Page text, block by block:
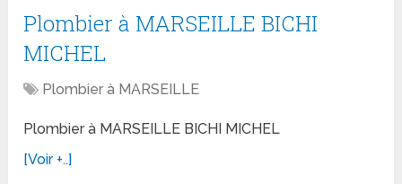
Plombier à MARSEILLE BICHI
MICHEL
Plombier à MARSEILLE
Plombier à MARSEILLE BICHI MICHEL
[Voir +..]